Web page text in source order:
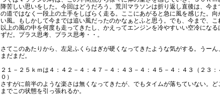
降苦しい思いをした。今回はどうだろう。荒川マラソンは折り返し直後は、今ま
の道ではなく一段上の土手をしばらく走る。ここにあがると急に風を感じた。向
い風。もしかして今までは追い風だったのかなぁとふと思う。でも、今まで、こ
以上の風の中を何度も走ってきたし、かえってエンジンを冷やすいい空冷になる
ずだ。プラス思考、プラス思考・・。
さてこのあたりから、左足ふくらはぎが硬くなってきたような気がする。うーん
まだまだ。
２１－２５ｋｍは４：４２－４：４７－４：４３－４：４５－４：４３（２３：
０）
さすがに前半のような楽さは無くなってきたが、でもタイムが落ちていない。ど
までこの状態を引っ張れるか。